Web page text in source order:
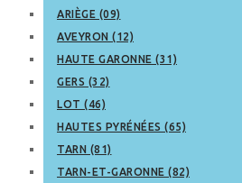
ARIÈGE (09)
AVEYRON (12)
HAUTE GARONNE (31)
GERS (32)
LOT (46)
HAUTES PYRÉNÉES (65)
TARN (81)
TARN-ET-GARONNE (82)